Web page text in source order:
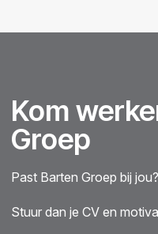
Kom
Groep
Past Barten Groep bij jou?
Stuur dan je CV en